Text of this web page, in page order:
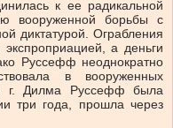
к ее радикальной
вооруженной борьбы с
диктатурой. Ограбления
экспроприацией, а деньги
Руссефф неоднократно
в вооруженных
г. Дилма Руссефф была
три года, прошла через